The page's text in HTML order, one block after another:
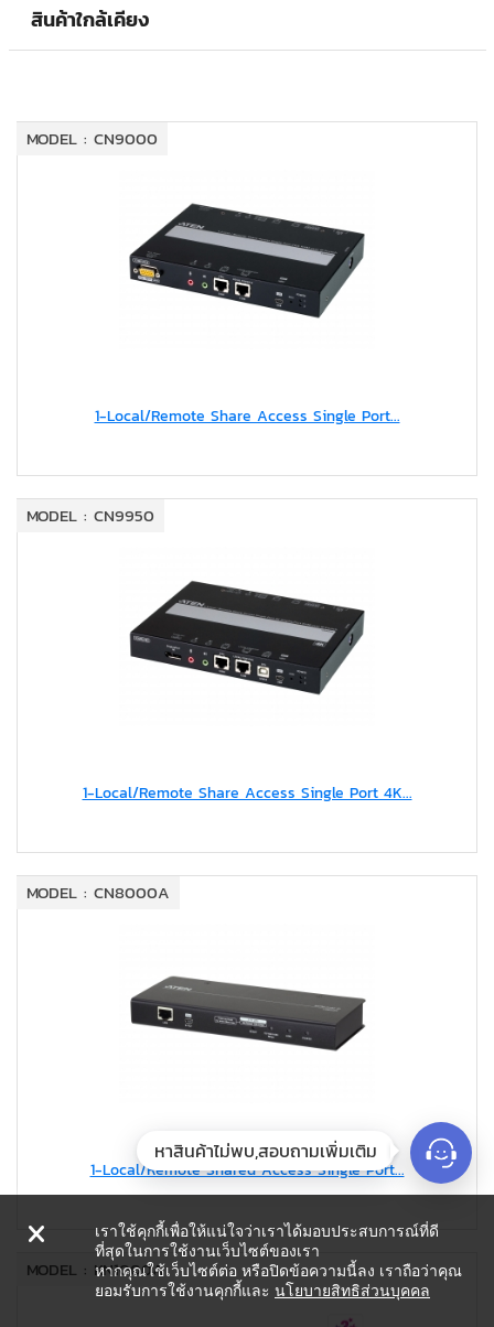
สินค้าใกล้เคียง
MODEL : CN9000
1-Local/Remote Share Access Single Port...
MODEL : CN9950
1-Local/Remote Share Access Single Port 4K...
MODEL : CN8000A
1-Local/Remote Shared Access Single Port...
MODEL : KN1000A
เราใช้คุกกี้เพื่อให้แน่ใจว่าเราได้มอบประสบการณ์ที่ดี
ที่สุดในการใช้งานเว็บไซต์ของเรา
หากคุณใช้เว็บไซต์ต่อ หรือปิดข้อความนี้ลง เราถือว่าคุณ
ยอมรับการใช้งานคุกกี้และ นโยบายสิทธิส่วนบุคคล
หาสินค้าไม่พบ,สอบถามเพิ่มเติม